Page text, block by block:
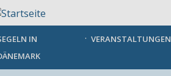
IN
VERANSTALTUNGEN